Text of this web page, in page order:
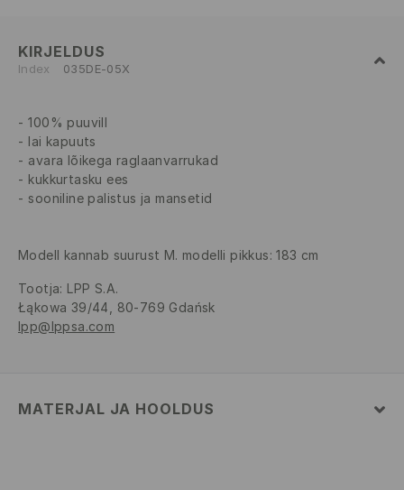
KIRJELDUS
Index 035DE-05X
100% puuvill
lai kapuuts
avara lõikega raglaanvarrukad
kukkurtasku ees
sooniline palistus ja mansetid
Modell kannab suurust M. modelli pikkus: 183 cm
Tootja: LPP S.A.
Łąkowa 39/44, 80-769 Gdańsk
lpp@lppsa.com
MATERJAL JA HOOLDUS